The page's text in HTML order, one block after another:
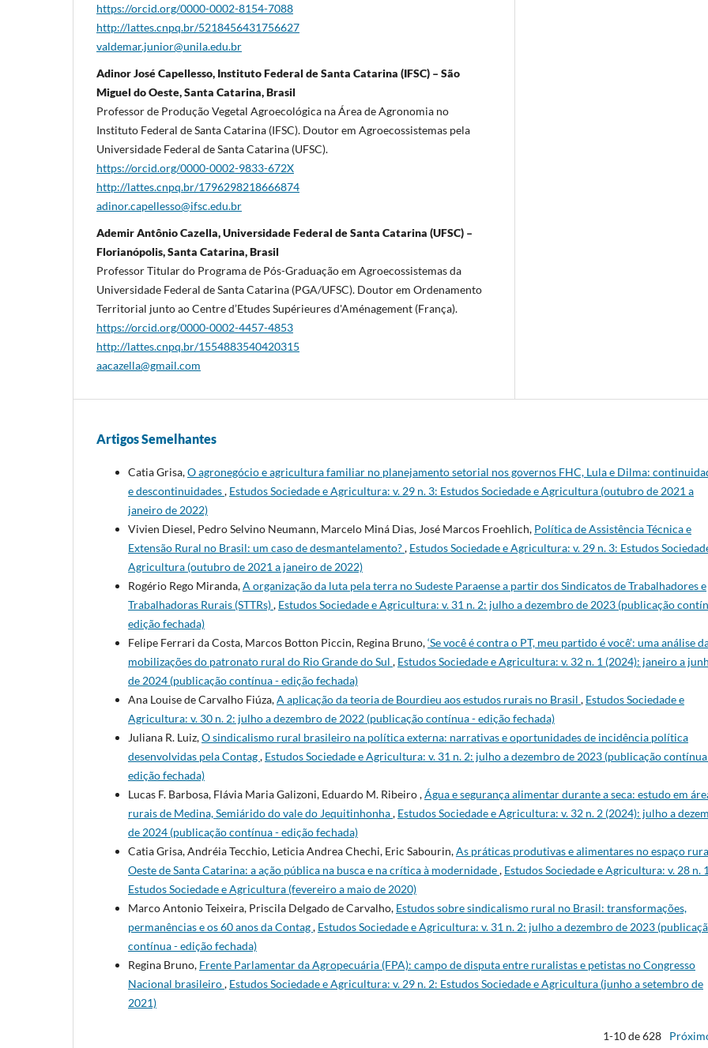
https://orcid.org/0000-0002-8154-7088
http://lattes.cnpq.br/5218456431756627
valdemar.junior@unila.edu.br
Adinor José Capellesso, Instituto Federal de Santa Catarina (IFSC) – São
Miguel do Oeste, Santa Catarina, Brasil
Professor de Produção Vegetal Agroecológica na Área de Agronomia no
Instituto Federal de Santa Catarina (IFSC). Doutor em Agroecossistemas pela
Universidade Federal de Santa Catarina (UFSC).
https://orcid.org/0000-0002-9833-672X
http://lattes.cnpq.br/1796298218666874
adinor.capellesso@ifsc.edu.br
Ademir Antônio Cazella, Universidade Federal de Santa Catarina (UFSC) –
Florianópolis, Santa Catarina, Brasil
Professor Titular do Programa de Pós-Graduação em Agroecossistemas da
Universidade Federal de Santa Catarina (PGA/UFSC). Doutor em Ordenamento
Territorial junto ao Centre d’Etudes Supérieures d'Aménagement (França).
https://orcid.org/0000-0002-4457-4853
http://lattes.cnpq.br/1554883540420315
aacazella@gmail.com
Artigos Semelhantes
Catia Grisa,O agronegócio e agricultura familiar no planejamento setorial nos governos FHC, Lula e Dilma:
e descontinuidades, Estudos Sociedade e Agricultura: v. 29 n. 3: Estudos Sociedade e Agricultura (outubro de 2021 a
janeiro de 2022)
Vivien Diesel, Pedro Selvino Neumann, Marcelo Miná Dias, José Marcos Froehlich, Política de Assistência Técnica e
Extensão Rural no Brasil: um caso de desmantelamento?, Estudos Sociedade e Agricultura: v. 29 n. 3: Estudos
Agricultura (outubro de 2021 a janeiro de 2022)
Rogério Rego Miranda,A organização da luta pela terra no Sudeste Paraense a partir dos Sindicatos de Trabalhadores e
Trabalhadoras Rurais (STTRs), Estudos Sociedade e Agricultura: v. 31 n. 2: julho a dezembro de 2023 (publicação
edição fechada)
Felipe Ferrari da Costa, Marcos Botton Piccin, Regina Bruno,‘Se você é contra o PT, meu partido é você’: uma análise
mobilizações do patronato rural do Rio Grande do Sul , Estudos Sociedade e Agricultura: v. 32 n. 1 (2024): janeiro a
de 2024 (publicação contínua - edição fechada)
Ana Louise de Carvalho Fiúza,A aplicação da teoria de Bourdieu aos estudos rurais no Brasil , Estudos Sociedade e
Agricultura: v. 30 n. 2: julho a dezembro de 2022 (publicação contínua - edição fechada)
Juliana R. Luiz,O sindicalismo rural brasileiro na política externa: narrativas e oportunidades de incidência política
desenvolvidas pela Contag, Estudos Sociedade e Agricultura: v. 31 n. 2: julho a dezembro de 2023 (publicação
edição fechada)
Lucas F. Barbosa, Flávia Maria Galizoni, Eduardo M. Ribeiro ,Água e segurança alimentar durante a seca: estudo em
rurais de Medina, Semiárido do vale do Jequitinhonha, Estudos Sociedade e Agricultura: v. 32 n. 2 (2024): julho a
de 2024 (publicação contínua - edição fechada)
Catia Grisa, Andréia Tecchio, Leticia Andrea Chechi, Eric Sabourin,As práticas produtivas e alimentares no espaço
Oeste de Santa Catarina: a ação pública na busca e na crítica à modernidade, Estudos Sociedade e Agricultura: v. 28 n.
Estudos Sociedade e Agricultura (fevereiro a maio de 2020)
Marco Antonio Teixeira, Priscila Delgado de Carvalho, Estudos sobre sindicalismo rural no Brasil: transformações,
permanências e os 60 anos da Contag, Estudos Sociedade e Agricultura: v. 31 n. 2: julho a dezembro de 2023
contínua - edição fechada)
Regina Bruno, Frente Parlamentar da Agropecuária (FPA): campo de disputa entre ruralistas e petistas no Congresso
Nacional brasileiro, Estudos Sociedade e Agricultura: v. 29 n. 2: Estudos Sociedade e Agricultura (junho a setembro de
2021)
1-10 de 628